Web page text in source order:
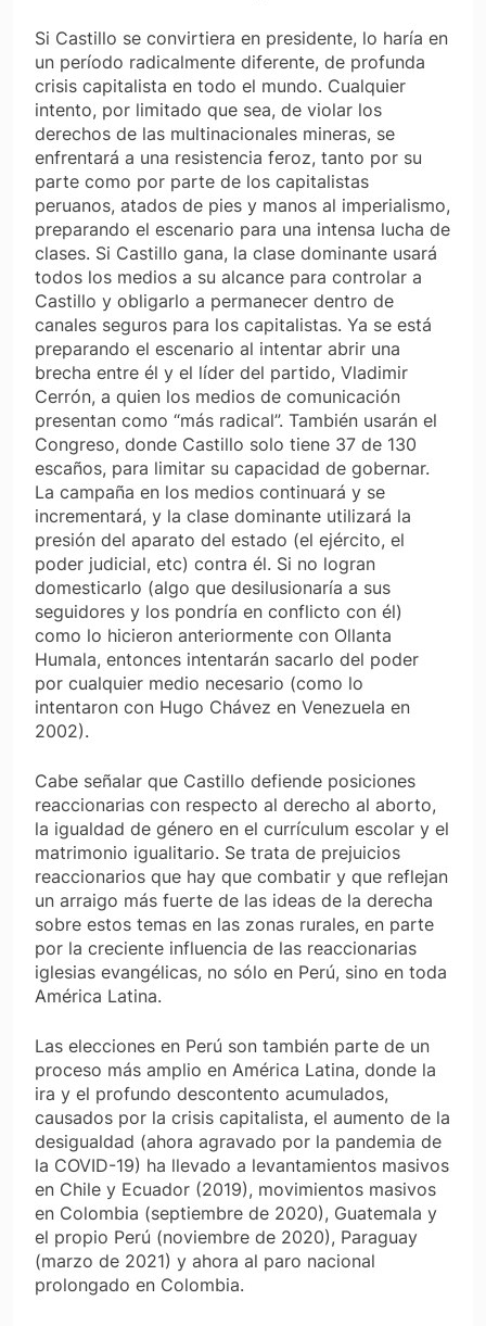
Si Castillo se convirtiera en presidente, lo haría en
un período radicalmente diferente, de profunda
crisis capitalista en todo el mundo. Cualquier
intento, por limitado que sea, de violar los
derechos de las multinacionales mineras, se
enfrentará a una resistencia feroz, tanto por su
parte como por parte de los capitalistas
peruanos, atados de pies y manos al imperialismo,
preparando el escenario para una intensa lucha de
clases. Si Castillo gana, la clase dominante usará
todos los medios a su alcance para controlar a
Castillo y obligarlo a permanecer dentro de
canales seguros para los capitalistas. Ya se está
preparando el escenario al intentar abrir una
brecha entre él y el líder del partido, Vladimir
Cerrón, a quien los medios de comunicación
presentan como “más radical”. También usarán el
Congreso, donde Castillo solo tiene 37 de 130
escaños, para limitar su capacidad de gobernar.
La campaña en los medios continuará y se
incrementará, y la clase dominante utilizará la
presión del aparato del estado (el ejército, el
poder judicial, etc) contra él. Si no logran
domesticarlo (algo que desilusionaría a sus
seguidores y los pondría en conflicto con él)
como lo hicieron anteriormente con Ollanta
Humala, entonces intentarán sacarlo del poder
por cualquier medio necesario (como lo
intentaron con Hugo Chávez en Venezuela en
2002).
Cabe señalar que Castillo defiende posiciones
reaccionarias con respecto al derecho al aborto,
la igualdad de género en el currículum escolar y el
matrimonio igualitario. Se trata de prejuicios
reaccionarios que hay que combatir y que reflejan
un arraigo más fuerte de las ideas de la derecha
sobre estos temas en las zonas rurales, en parte
por la creciente influencia de las reaccionarias
iglesias evangélicas, no sólo en Perú, sino en toda
América Latina.
Las elecciones en Perú son también parte de un
proceso más amplio en América Latina, donde la
ira y el profundo descontento acumulados,
causados ​​por la crisis capitalista, el aumento de la
desigualdad (ahora agravado por la pandemia de
la COVID-19) ha llevado a levantamientos masivos
en Chile y Ecuador (2019), movimientos masivos
en Colombia (septiembre de 2020), Guatemala y
el propio Perú (noviembre de 2020), Paraguay
(marzo de 2021) y ahora al paro nacional
prolongado en Colombia.